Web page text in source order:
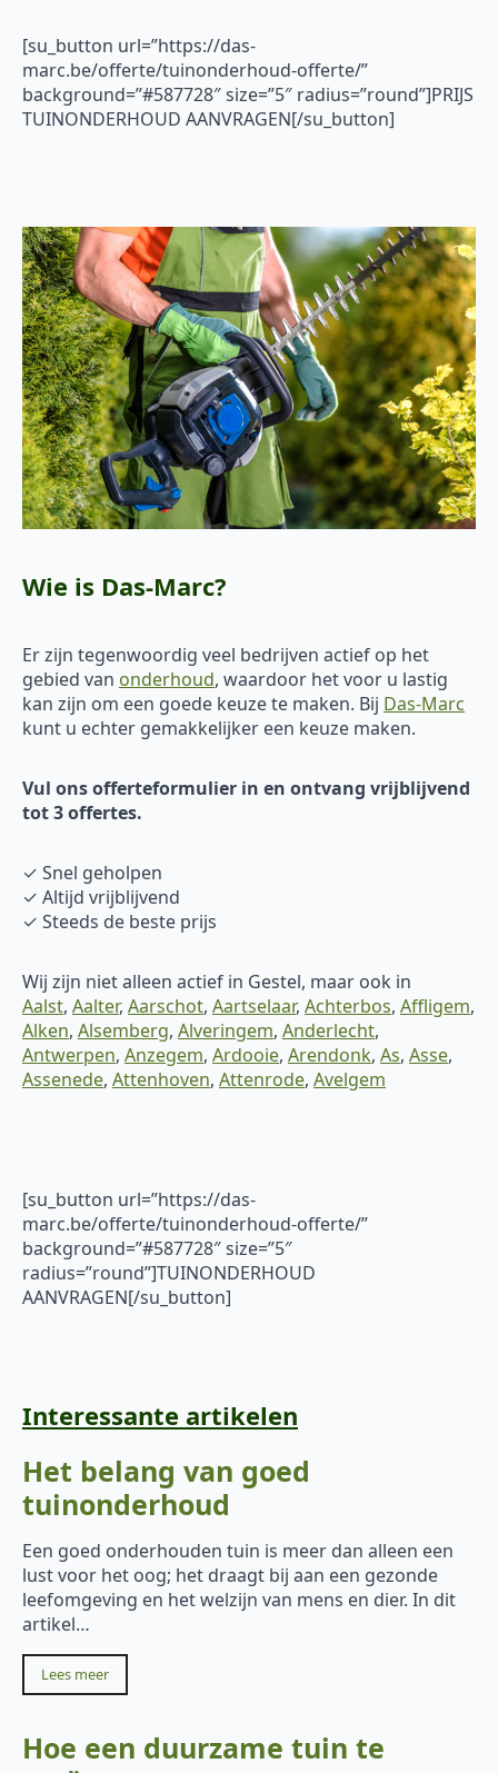
[su_button url=”https://das-
marc.be/offerte/tuinonderhoud-offerte/”
background=”#587728″ size=”5″ radius=”round”]PRIJS
TUINONDERHOUD AANVRAGEN[/su_button]
Wie is Das-Marc?
Er zijn tegenwoordig veel bedrijven actief op het
gebied van onderhoud, waardoor het voor u lastig
kan zijn om een goede keuze te maken. Bij Das-Marc
kunt u echter gemakkelijker een keuze maken.
Vul ons offerteformulier in en ontvang vrijblijvend
tot 3 offertes.
✓ Snel geholpen
✓ Altijd vrijblijvend
✓ Steeds de beste prijs
Wij zijn niet alleen actief in Gestel, maar ook in
Aalst, Aalter, Aarschot, Aartselaar, Achterbos, Affligem,
Alken, Alsemberg, Alveringem, Anderlecht,
Antwerpen, Anzegem, Ardooie, Arendonk, As, Asse,
Assenede, Attenhoven, Attenrode, Avelgem
[su_button url=”https://das-
marc.be/offerte/tuinonderhoud-offerte/”
background=”#587728″ size=”5″
radius=”round”]TUINONDERHOUD
AANVRAGEN[/su_button]
Interessante artikelen
Het belang van goed
tuinonderhoud
Een goed onderhouden tuin is meer dan alleen een
lust voor het oog; het draagt bij aan een gezonde
leefomgeving en het welzijn van mens en dier. In dit
artikel…
Lees meer
Hoe een duurzame tuin te